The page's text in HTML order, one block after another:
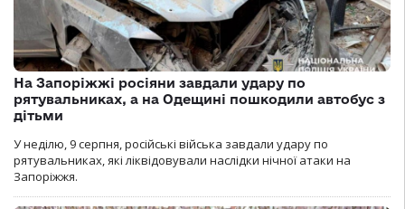
На Запоріжжі росіяни завдали удару по
рятувальниках, а на Одещині пошкодили автобус з
дітьми
У неділю, 9 серпня, російські війська завдали удару по
рятувальниках, які ліквідовували наслідки нічної атаки на
Запоріжжя.